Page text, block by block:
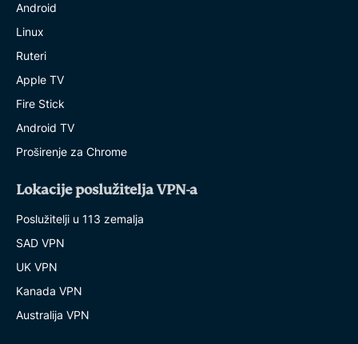
Android
Linux
Ruteri
Apple TV
Fire Stick
Android TV
Proširenje za Chrome
Lokacije poslužitelja VPN-a
Poslužitelji u 113 zemalja
SAD VPN
UK VPN
Kanada VPN
Australija VPN